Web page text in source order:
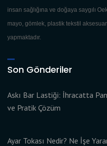
insan sağlığına ve doğaya saygılı
mayo, gömlek, plastik tekstil
yapmaktadır.
Son Gönderiler
Askı Bar Lastiği: İhracatta
ve Pratik Çözüm
Ayar Tokası Nedir? Ne İşe